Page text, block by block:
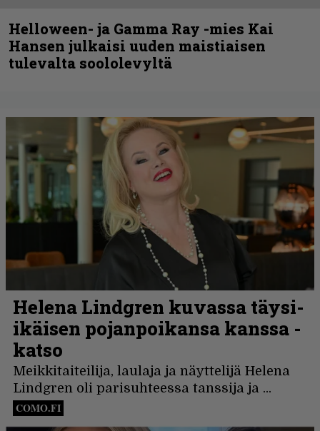
Helloween- ja Gamma Ray -mies Kai
Hansen julkaisi uuden maistiaisen
tulevalta soololevyltä